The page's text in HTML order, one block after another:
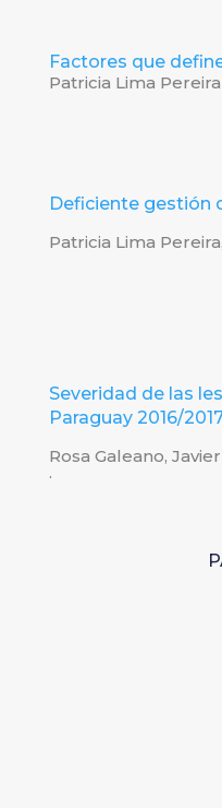
Factores que
Patricia Lima
Deficiente gestión
Patricia Lima
Severidad de las
Paraguay 2016/
Rosa Galeano,
.